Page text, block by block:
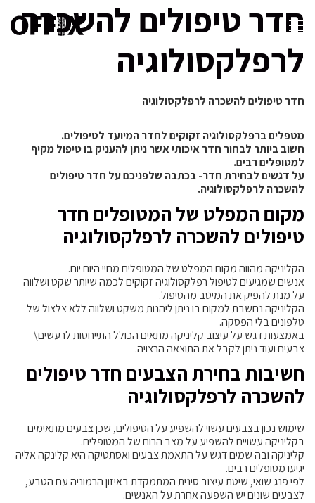
חדר טיפולים להשכרה
לרפלקסולוגיה
חדר טיפולים להשכרה לרפלקסולוגיה
מטפלים ברפלקסולוגיה זקוקים לחדר המיועד לטיפולים.
חשוב ביותר לבחור חדר איכותי אשר ניתן להעניק בו טיפול מקיף
למטופלים רבים.
על דגשים לבחירת חדר- בכתבה שלפניכם על חדר טיפולים
להשכרה לרפלקסולוגיה.
מקום המפלט של המטופלים חדר
טיפולים להשכרה לרפלקסולוגיה
הקליניקה מהווה מקום המפלט של המטופלים מחיי היום יום.
אנשים שמגיעים לטיפול רפלקסולוגיה זקוקים לכמה שיותר שקט ושלווה
על מנת להפיק את המיטב מהטיפול.
הקליניקה נחשבת למקום בו ניתן ליהנות משקט ושלווה ללא צלצול של
טלפונים בלי הפסקה.
באמצעות דגש על עיצוב קליניקה מתאים הכולל התייחסות לרעשים\
צבעים ועוד ניתן לקבל את התוצאה הרצויה.
חשיבות בחירת הצבעים חדר טיפולים
להשכרה לרפלקסולוגיה
שימוש נכון בצבעים עשוי להשפיע על הטיפולים, שכן צבעים מתאימים
בקליניקה עשויים להשפיע על מצב הרוח של המטופלים.
קליניקה ובה שמים דגש על התאמת צבעים ואסתטיקה היא קלינקה אליה
יגיעו מטופלים רבים.
לפי פנג שואי, שיטת עיצוב סינית המתמקדת באיזון הרמוניה עם הטבע,
לצבעים שונים יש השפעה אחרת על האנשים.